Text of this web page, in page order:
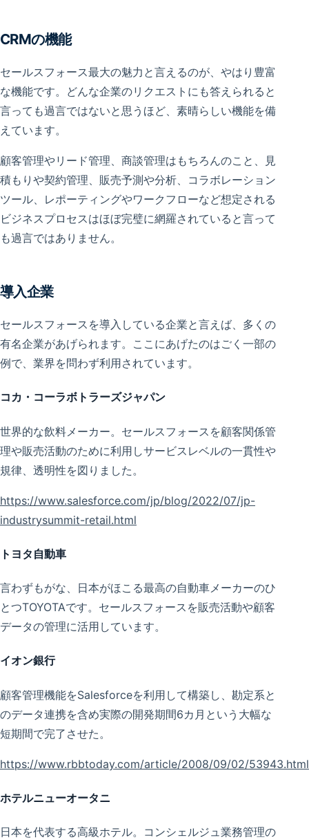
CRMの機能
セールスフォース最大の魅力と言えるのが、やはり豊富
な機能です。どんな企業のリクエストにも答えられると
言っても過言ではないと思うほど、素晴らしい機能を備
えています。
顧客管理やリード管理、商談管理はもちろんのこと、見
積もりや契約管理、販売予測や分析、コラボレーション
ツール、レポーティングやワークフローなど想定される
ビジネスプロセスはほぼ完璧に網羅されていると言って
も過言ではありません。
導入企業
セールスフォースを導入している企業と言えば、多くの
有名企業があげられます。ここにあげたのはごく一部の
例で、業界を問わず利用されています。
コカ・コーラボトラーズジャパン
世界的な飲料メーカー。セールスフォースを顧客関係管
理や販売活動のために利用しサービスレベルの一貫性や
規律、透明性を図りました。
https://www.salesforce.com/jp/blog/2022/07/jp-
industrysummit-retail.html
トヨタ自動車
言わずもがな、日本がほこる最高の自動車メーカーのひ
とつTOYOTAです。セールスフォースを販売活動や顧客
データの管理に活用しています。
イオン銀行
顧客管理機能をSalesforceを利用して構築し、勘定系と
のデータ連携を含め実際の開発期間6カ月という大幅な
短期間で完了させた。
https://www.rbbtoday.com/article/2008/09/02/53943.html
ホテルニューオータニ
日本を代表する高級ホテル。コンシェルジュ業務管理の